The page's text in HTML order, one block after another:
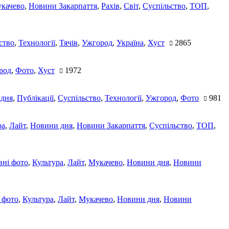
, Новини Закарпаття, Рахів, Світ, Суспільство, ТОП,
, Технології, Тячів, Ужгород, Україна, Хуст 2865
, Фото, Хуст 1972
, Публікації, Суспільство, Технології, Ужгород, Фото 981
, Лайт, Новини дня, Новини Закарпаття, Суспільство, ТОП,
фото, Культура, Лайт, Мукачево, Новини дня, Новини
фото, Культура, Лайт, Мукачево, Новини дня, Новини